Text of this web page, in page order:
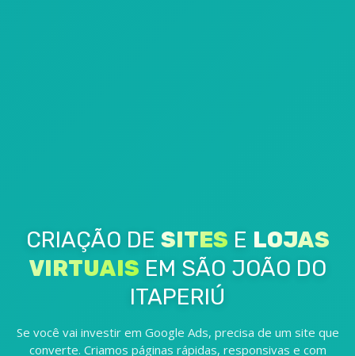
CRIAÇÃO DE SITES E LOJAS
VIRTUAIS EM SÃO JOÃO DO
ITAPERIÚ
Se você vai investir em Google Ads, precisa de um site que
converte. Criamos páginas rápidas, responsivas e com